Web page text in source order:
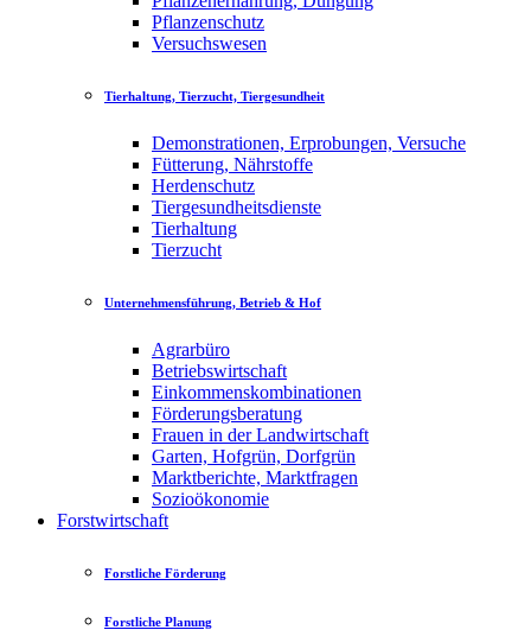
Pflanzenschutz
Versuchswesen
Tierhaltung, Tierzucht, Tiergesundheit
Demonstrationen, Erprobungen, Versuche
Fütterung, Nährstoffe
Herdenschutz
Tiergesundheitsdienste
Tierhaltung
Tierzucht
Unternehmensführung, Betrieb & Hof
Agrarbüro
Betriebswirtschaft
Einkommenskombinationen
Förderungsberatung
Frauen in der Landwirtschaft
Garten, Hofgrün, Dorfgrün
Marktberichte, Marktfragen
Sozioökonomie
Forstwirtschaft
Forstliche Förderung
Forstliche Planung